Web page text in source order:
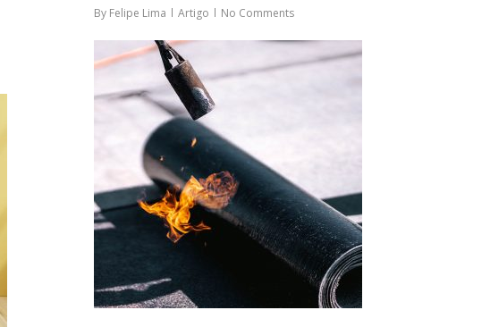
By Felipe Lima Artigo No Comments